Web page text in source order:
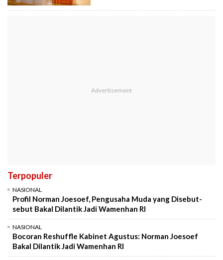
Terpopuler
NASIONAL
Profil Norman Joesoef, Pengusaha Muda yang Disebut-
sebut Bakal Dilantik Jadi Wamenhan RI
NASIONAL
Bocoran Reshuffle Kabinet Agustus: Norman Joesoef
Bakal Dilantik Jadi Wamenhan RI